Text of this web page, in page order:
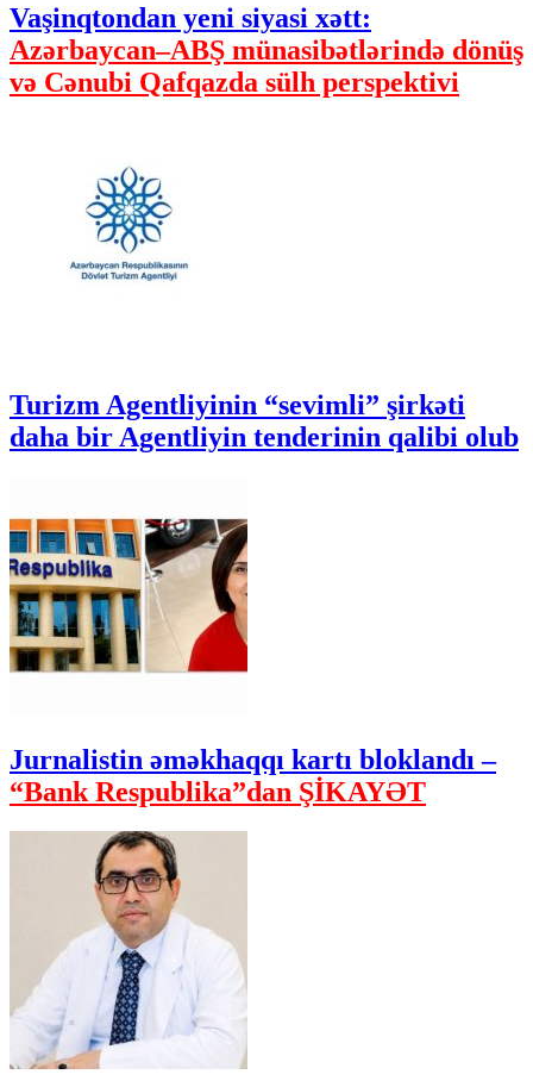
Vaşinqtondan yeni siyasi xətt:
Azərbaycan–ABŞ münasibətlərində dönüş
və Cənubi Qafqazda sülh perspektivi
Turizm Agentliyinin “sevimli” şirkəti
daha bir Agentliyin tenderinin qalibi olub
Jurnalistin əməkhaqqı kartı bloklandı –
“Bank Respublika”dan ŞİKAYƏT